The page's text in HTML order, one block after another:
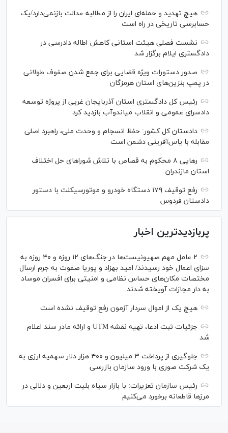
هیچ تهدید و حمله‌ای ایران را از مطالبه عدالت بازنمی‌دارد/یک
حسابرسی تاریخی در راه است
نشست فصلی هیئت استانی کاهش اطاله دادرسی در
دادگستری ایلام برگزار شد
صدور دستورات ویژه قضایی برای جمع شدن صفوف طولانی
در پمپ بنزین‌های استان هرمزگان
رئیس کل دادگستری استان آذربایجان غربی از پروژه توسعه
دادسرای عمومی و انقلاب میاندوآب بازدید کرد
دادستان کل کشور: حفظ انسجام و وحدت ملی، راهبرد اصلی
مقابله با یاس‌آفرینی دشمن است
رهایی ۸ محکوم به قصاص با تلاش شورا‌های حل اختلاف
استان مازندران
رفع توقیف ۱۷۹ دستگاه خودرو و موتورسیکلت با دستور
دادستان فردوس
پربازدیدترین اخبار
۲ عامل مهم صهیونیست‌ها در جنگ‌های ۱۲ روزه و ۴۰ روزه به
سزای اعمال خود رسیدند/ امید بهزاد و پوریا صفوت به جرم ارسال
مختصات مکان‌های حساس نظامی و امنیتی برای افسران موساد
به دار مجازات آویخته شدند
هیچ یک از اموال سردار آزمون رفع توقیف نشده است
جزئیات ثبت ادعا، تهیه نقشه UTM و ارائه مادر سند اعلام
شد
جلوگیری از پرداخت ۳ میلیون و ۴۰۰ هزار دلار سهمیه ارزی به
یک شرکت صوری با ورود سازمان بازرسی
رئیس سازمان تعزیرات: با بازار سیاه بلیت اربعین و دلالی در
مرز‌ها قاطعانه برخورد می‌کنیم